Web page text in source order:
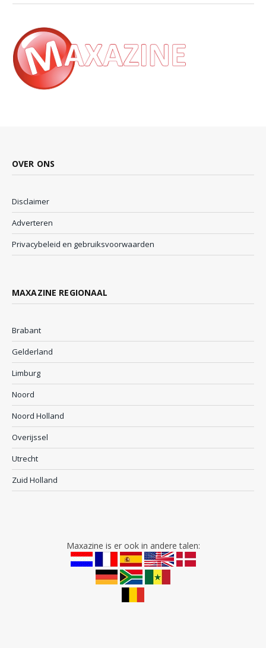
OVER ONS
Disclaimer
Adverteren
Privacybeleid en gebruiksvoorwaarden
MAXAZINE REGIONAAL
Brabant
Gelderland
Limburg
Noord
Noord Holland
Overijssel
Utrecht
Zuid Holland
Maxazine is er ook in andere talen: